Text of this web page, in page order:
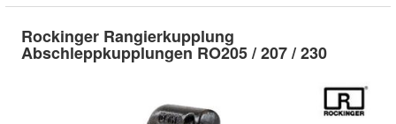
Rockinger Rangierkupplung
Abschleppkupplungen RO205 / 207 / 230